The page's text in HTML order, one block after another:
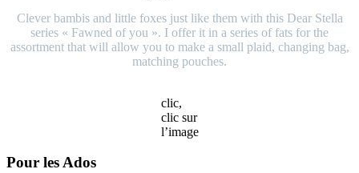
Clever bambis and little foxes just like them with this Dear Stella
series « Fawned of you ». I offer it in a series of fats for the
assortment that will allow you to make a small plaid, changing bag,
matching pouches.
clic,
clic sur
l’image
Pour les Ados